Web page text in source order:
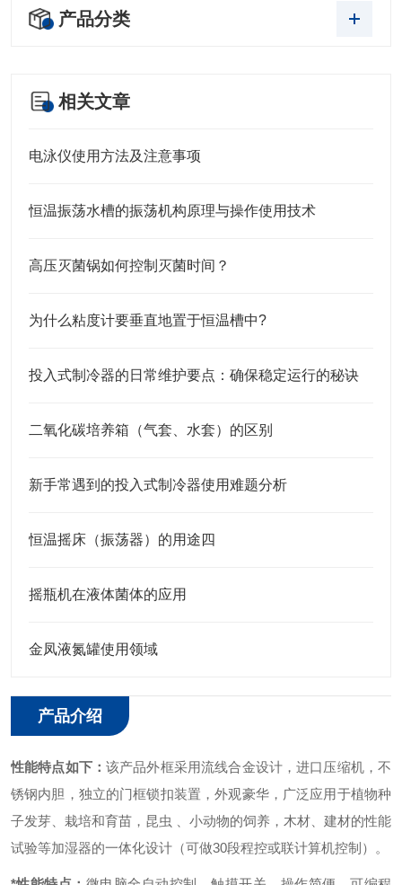
产品分类
相关文章
电泳仪使用方法及注意事项
恒温振荡水槽的振荡机构原理与操作使用技术
高压灭菌锅如何控制灭菌时间？
为什么粘度计要垂直地置于恒温槽中?
投入式制冷器的日常维护要点：确保稳定运行的秘诀
二氧化碳培养箱（气套、水套）的区别
新手常遇到的投入式制冷器使用难题分析
恒温摇床（振荡器）的用途四
摇瓶机在液体菌体的应用
金凤液氮罐使用领域
产品介绍
性能特点如下：该产品外框采用流线合金设计，进口压缩机，不
锈钢内胆，独立的门框锁扣装置，外观豪华，广泛应用于植物种
子发芽、栽培和育苗，昆虫 、小动物的饲养，木材、建材的性能
试验等加湿器的一体化设计（可做30段程控或联计算机控制）。